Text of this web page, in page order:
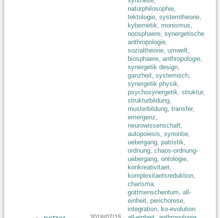
naturphilosophie,
tektologie, systemtheorie,
kybernetik, monismus,
noosphaere, synergetische
anthropologie,
sozialtheorie, umwelt,
biosphaere, anthropologie,
synergetik design,
ganzheit, systemisch,
synergetik physik,
psychosynergetik, struktur,
strukturbildung,
musterbildung, transfer,
emergenz,
neurowissenschaft,
autopoiesis, synontie,
uebergang, patristik,
ordnung, chaos-ordnung-
uebergang, ontologie,
konkreativitaet,
komplexitaetsreduktion,
charisma,
gottmenschentum, all-
einheit, perichorese,
integration, ko-evolution